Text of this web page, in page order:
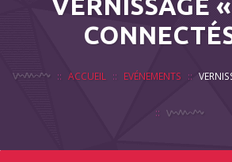
VERNISSAGE
ACCUEIL EVÉNEMENTS